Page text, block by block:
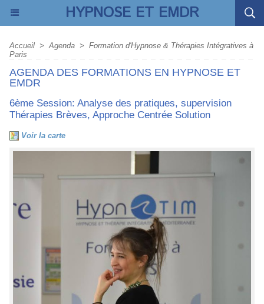
HYPNOSE ET EMDR
Accueil > Agenda > Formation d'Hypnose & Thérapies Intégratives à
Paris
AGENDA DES FORMATIONS EN HYPNOSE ET
EMDR
6ème Session: Analyse des pratiques, supervision
Thérapies Brèves, Approche Centrée Solution
Voir la carte